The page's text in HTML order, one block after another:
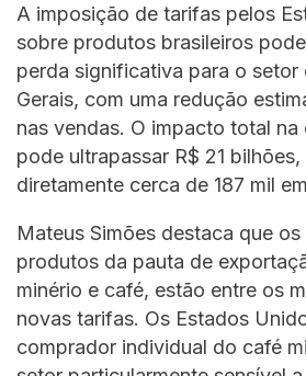
A imposição de tarifas pelos
sobre produtos brasileiros
perda significativa para o setor
Gerais, com uma redução
nas vendas. O impacto total na
pode ultrapassar R$ 21
diretamente cerca de 187 mil
Mateus Simões destaca que
produtos da pauta de
minério e café, estão entre os
novas tarifas. Os Estados
comprador individual do café